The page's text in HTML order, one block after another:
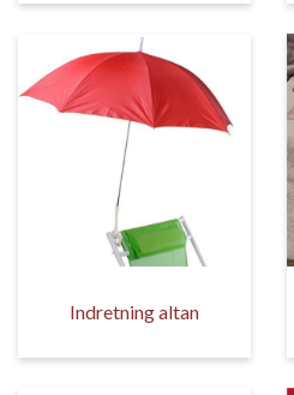
Indretning altan